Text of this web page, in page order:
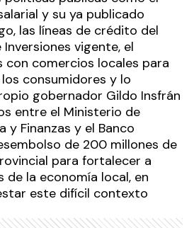
y su ya publicado
las líneas de crédito del
vigente, el
con comercios locales para
consumidores y lo
gobernador Gildo Insfrán
entre el Ministerio de
y Finanzas y el Banco
de 200 millones de
para fortalecer a
la economía local, en
este difícil contexto